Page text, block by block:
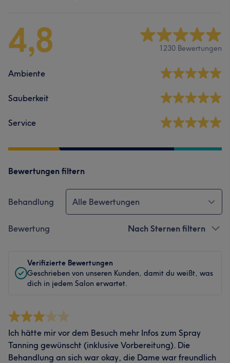
4,8 1230 Bewertungen
Ambiente
Sauberkeit
Service
Bewertungen filtern
Behandlung Alle Bewertungen
Bewertung Nach Sternen filtern
Verifizierte Bewertungen
Geschrieben von unseren Kunden, damit du weißt, was
dich in jedem Salon erwartet.
Ich hätte mir vor dem Besuch mehr Infos zum Spray
Tanning gewünscht (inklusive Vorbereitung). Die
Behandlung an sich war okay, die Dame war freundlich